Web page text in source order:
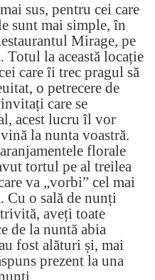
sus, pentru cei care
sunt mai simple, în
Mirage, pe
Totul la această locație
care îi trec pragul să
o petrecere de
care se
acest lucru îl vor
la nunta voastră.
florale
tortul pe al treilea
va „vorbi” cel mai
Cu o sală de nunți
aveți toate
de la nuntă abia
fost alături și, mai
prezent la una